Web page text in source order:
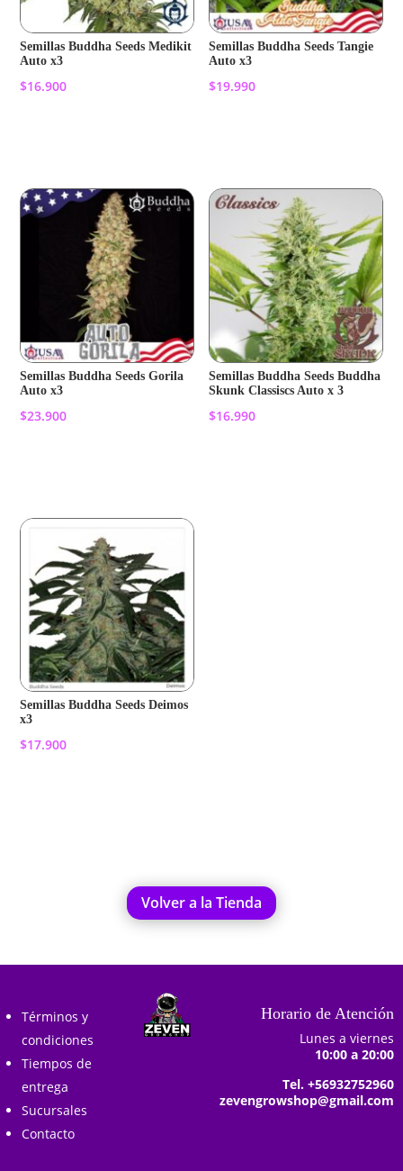
Semillas Buddha Seeds Medikit
Auto x3
$16.900
Semillas Buddha Seeds Tangie
Auto x3
$19.990
Semillas Buddha Seeds Gorila
Auto x3
$23.900
Semillas Buddha Seeds Buddha
Skunk Classiscs Auto x 3
$16.990
Semillas Buddha Seeds Deimos
x3
$17.900
Volver a la Tienda
Términos y
condiciones
Tiempos de
entrega
Sucursales
Contacto
Horario de Atención
Lunes a viernes
10:00 a 20:00
Tel. +56932752960
zevengrowshop@gmail.com